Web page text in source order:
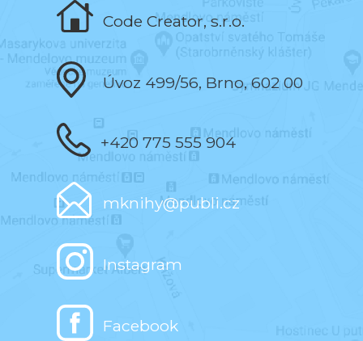
Vytvořila jsem aplikace pro počítače.
červen 2019
Dostala jsem medaili ke 100 výročí MUNI.
červen 2017
Code Creator, s.r.o.
Úvoz 499/56, Brno, 602 00
+420 775 555 904
mknihy@publi.cz
Instagram
Facebook